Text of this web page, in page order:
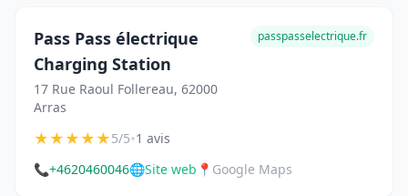
Pass Pass électrique
Charging Station
17 Rue Raoul Follereau, 62000
Arras
passpasselectrique.fr
★★★★★5/5•1 avis
📞+4620460046🌐Site web 📍 Google Maps